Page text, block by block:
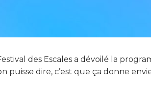
des Escales a dévoilé la
puisse dire, c’est que ça donne envie